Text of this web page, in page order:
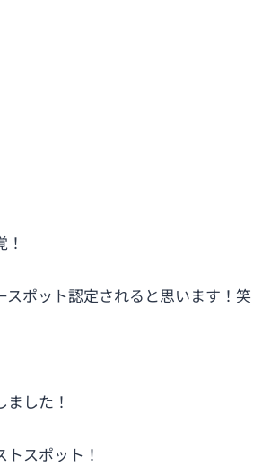
スポット認定されると思います！笑
した！
スポット！